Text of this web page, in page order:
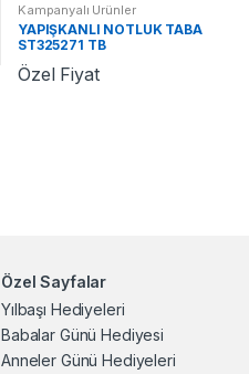
Kampanyalı Ürünler
YAPIŞKANLI NOTLUK TABA
ST325271 TB
Özel Fiyat
Özel Sayfalar
Yılbaşı Hediyeleri
Babalar Günü Hediyesi
Anneler Günü Hediyeleri